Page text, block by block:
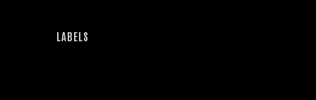
LABELS